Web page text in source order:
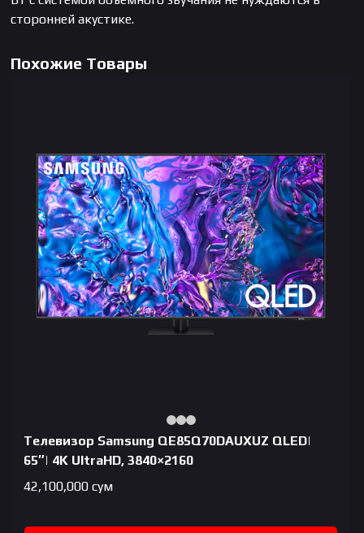
сторонней акустике.
Похожие Товары
Телевизор Samsung QE85Q70DAUXUZ QLED|
65″| 4K UltraHD, 3840×2160
42,100,000 сум